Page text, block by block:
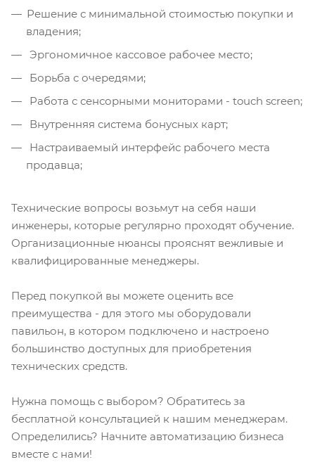
Решение с минимальной стоимостью покупки и
владения;
Эргономичное кассовое рабочее место;
Борьба с очередями;
Работа с сенсорными мониторами - touch screen;
Внутренняя система бонусных карт;
Настраиваемый интерфейс рабочего места
продавца;
Технические вопросы возьмут на себя наши
инженеры, которые регулярно проходят обучение.
Организационные нюансы прояснят вежливые и
квалифицированные менеджеры.
Перед покупкой вы можете оценить все
преимущества - для этого мы оборудовали
павильон, в котором подключено и настроено
большинство доступных для приобретения
технических средств.
Нужна помощь с выбором? Обратитесь за
бесплатной консультацией к нашим менеджерам.
Определились? Начните автоматизацию бизнеса
вместе с нами!